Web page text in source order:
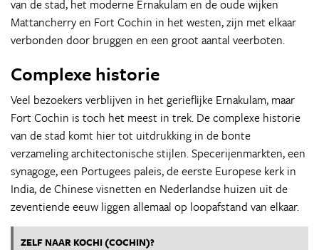
van de stad, het moderne Ernakulam en de oude wijken
Mattancherry en Fort Cochin in het westen, zijn met elkaar
verbonden door bruggen en een groot aantal veerboten.
Complexe historie
Veel bezoekers verblijven in het gerieflijke Ernakulam, maar
Fort Cochin is toch het meest in trek. De complexe historie
van de stad komt hier tot uitdrukking in de bonte
verzameling architectonische stijlen. Specerijenmarkten, een
synagoge, een Portugees paleis, de eerste Europese kerk in
India, de Chinese visnetten en Nederlandse huizen uit de
zeventiende eeuw liggen allemaal op loopafstand van elkaar.
ZELF NAAR KOCHI (COCHIN)?